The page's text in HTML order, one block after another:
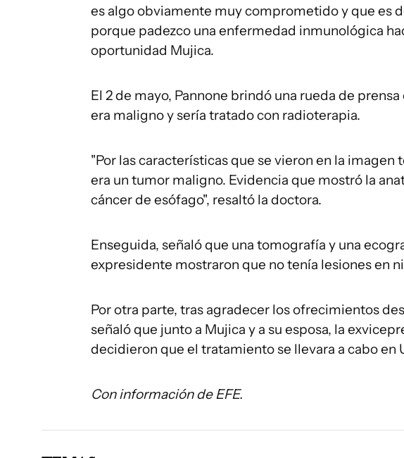
es algo obviamente muy comprometido y que es
porque padezco una enfermedad inmunológica
oportunidad Mujica.
El 2 de mayo, Pannone brindó una rueda de
era maligno y sería tratado con radioterapia.
"Por las características que se vieron en la imagen
era un tumor maligno. Evidencia que mostró la
cáncer de esófago", resaltó la doctora.
Enseguida, señaló que una tomografía y una
expresidente mostraron que no tenía lesiones en
Por otra parte, tras agradecer los ofrecimientos
señaló que junto a Mujica y a su esposa, la
decidieron que el tratamiento se llevara a cabo en
Con información de EFE.